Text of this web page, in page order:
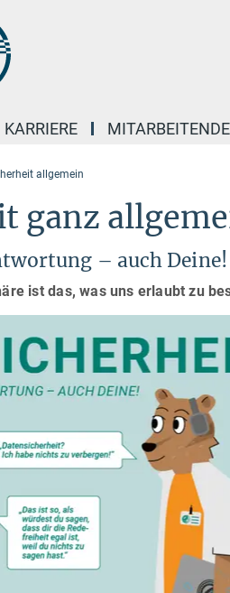
KARRIERE MITARBEITENDE
allgemein
ganz
– auch Deine!
ist das, was uns erlaubt zu